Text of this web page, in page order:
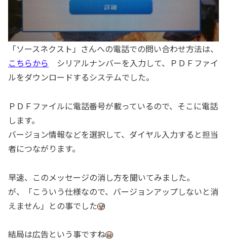
「ソースネクスト」さんへの電話での問い合わせ方法は、
こちらから シリアルナンバーを入力して、ＰＤＦファイ
ルをダウンロードするシステムでした。
ＰＤＦファイルに電話番号が載っているので、そこに電話
します。
バージョン情報などを選択して、ダイヤル入力すると担当
者につながります。
早速、このメッセージの消し方を聞いてみました。
が、「こういう仕様なので、バージョンアップしないと消
えません」との事でした
結局は広告という事ですね